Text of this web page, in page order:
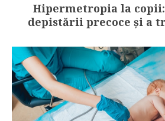
Hipermetropia la
depistării precoce și a